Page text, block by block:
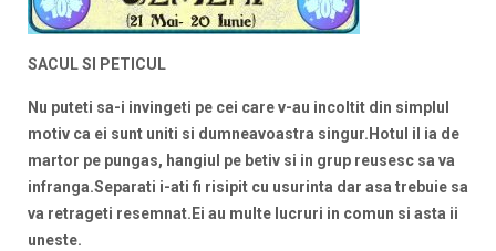
SACUL SI PETICUL
Nu puteti sa-i invingeti pe cei care v-au incoltit din simplul
motiv ca ei sunt uniti si dumneavoastra singur.Hotul il ia de
martor pe pungas, hangiul pe betiv si in grup reusesc sa va
infranga.Separati i-ati fi risipit cu usurinta dar asa trebuie sa
va retrageti resemnat.Ei au multe lucruri in comun si asta ii
uneste.